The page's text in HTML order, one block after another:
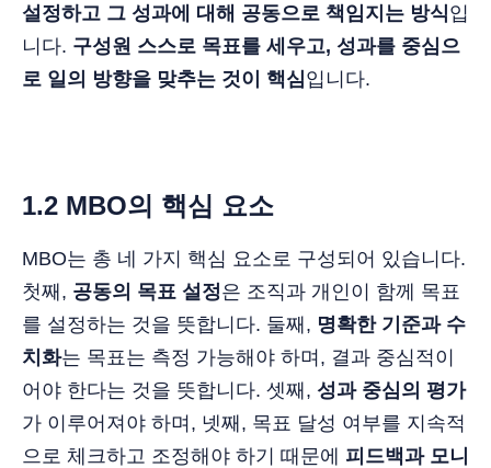
설정하고 그 성과에 대해 공동으로 책임지는 방식입
니다. 구성원 스스로 목표를 세우고, 성과를 중심으
로 일의 방향을 맞추는 것이 핵심 입니다.
1.2 MBO의 핵심 요소
MBO는 총 네 가지 핵심 요소로 구성되어 있습니다.
첫째, 공동의 목표 설정은 조직과 개인이 함께 목표
를 설정하는 것을 뜻합니다. 둘째, 명확한 기준과 수
치화는 목표는 측정 가능해야 하며, 결과 중심적이
어야 한다는 것을 뜻합니다. 셋째, 성과 중심의 평가
가 이루어져야 하며, 넷째, 목표 달성 여부를 지속적
으로 체크하고 조정해야 하기 때문에 피드백과 모니